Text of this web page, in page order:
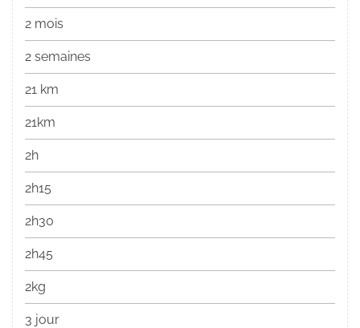
2 mois
2 semaines
21 km
21km
2h
2h15
2h30
2h45
2kg
3 jour